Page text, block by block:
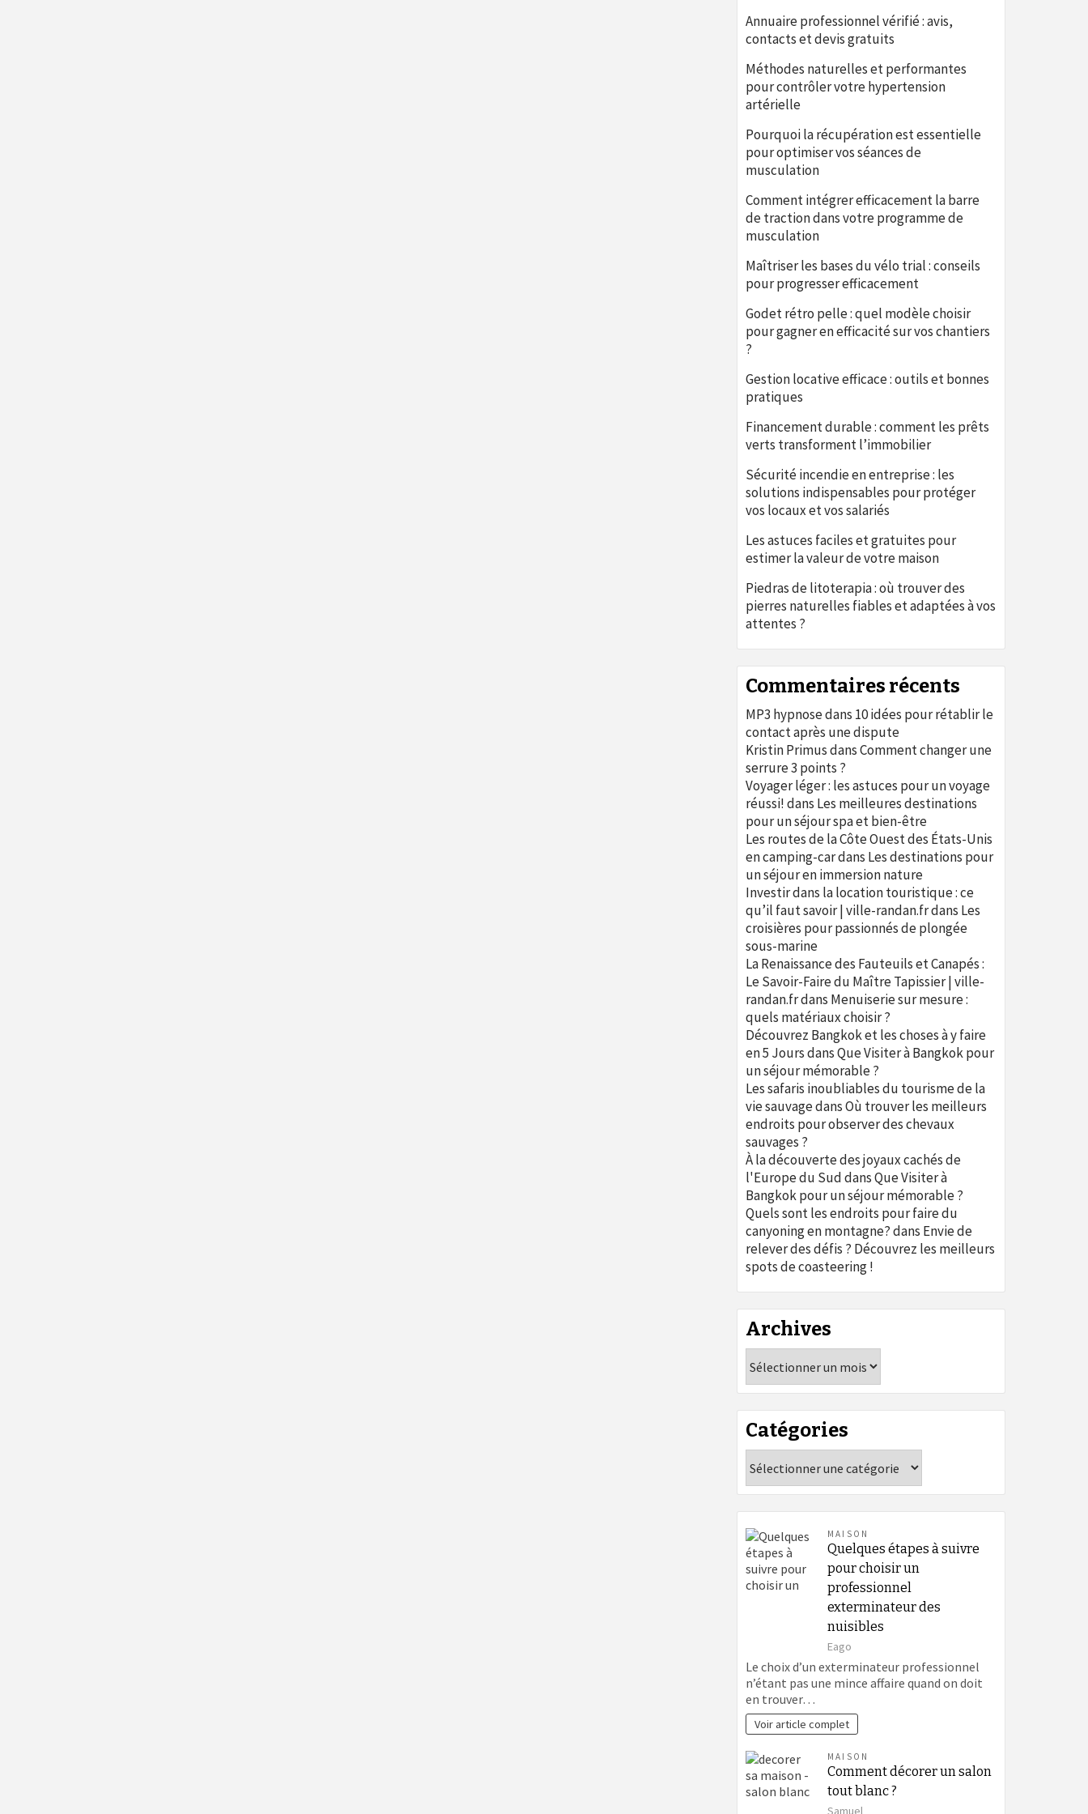
Annuaire professionnel vérifié : avis,
contacts et devis gratuits
Méthodes naturelles et performantes
pour contrôler votre hypertension
artérielle
Pourquoi la récupération est essentielle
pour optimiser vos séances de
musculation
Comment intégrer efficacement la barre
de traction dans votre programme de
musculation
Maîtriser les bases du vélo trial : conseils
pour progresser efficacement
Godet rétro pelle : quel modèle choisir
pour gagner en efficacité sur vos chantiers
?
Gestion locative efficace : outils et bonnes
pratiques
Financement durable : comment les prêts
verts transforment l’immobilier
Sécurité incendie en entreprise : les
solutions indispensables pour protéger
vos locaux et vos salariés
Les astuces faciles et gratuites pour
estimer la valeur de votre maison
Piedras de litoterapia : où trouver des
pierres naturelles fiables et adaptées à vos
attentes ?
Commentaires récents
MP3 hypnosedans 10 idées pour rétablir le
contact après une dispute
Kristin PrimusdansComment changer une
serrure 3 points ?
Voyager léger : les astuces pour un voyage
réussi!dans Les meilleures destinations
pour un séjour spa et bien-être
Les routes de la Côte Ouest des États-Unis
en camping-cardans Les destinations pour
un séjour en immersion nature
Investir dans la location touristique : ce
qu’il faut savoir | ville-randan.frdans Les
croisières pour passionnés de plongée
sous-marine
La Renaissance des Fauteuils et Canapés :
Le Savoir-Faire du Maître Tapissier | ville-
randan.frdans Menuiserie sur mesure :
quels matériaux choisir ?
Découvrez Bangkok et les choses à y faire
en 5 JoursdansQue Visiter à Bangkok pour
un séjour mémorable ?
Les safaris inoubliables du tourisme de la
vie sauvagedansOù trouver les meilleurs
endroits pour observer des chevaux
sauvages ?
À la découverte des joyaux cachés de
l'Europe du SuddansQue Visiter à
Bangkok pour un séjour mémorable ?
Quels sont les endroits pour faire du
canyoning en montagne?dans Envie de
relever des défis ? Découvrez les meilleurs
spots de coasteering !
Archives
Catégories
MAISON
Quelques étapes à suivre
pour choisir un
professionnel
exterminateur des
nuisibles
Eago
Le choix d’un exterminateur professionnel
n’étant pas une mince affaire quand on doit
en trouver…
Voir article complet
MAISON
Comment décorer un salon
tout blanc ?
Samuel